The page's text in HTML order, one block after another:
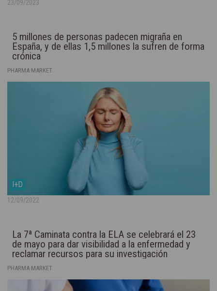
23/09/2023
5 millones de personas padecen migraña en
España, y de ellas 1,5 millones la sufren de forma
crónica
PHARMA MARKET
I+D
12/09/2022
La 7ª Caminata contra la ELA se celebrará el 23
de mayo para dar visibilidad a la enfermedad y
reclamar recursos para su investigación
PHARMA MARKET